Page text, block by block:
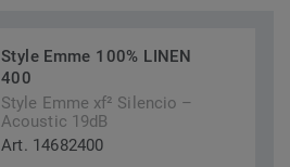
Style Emme 100% LINEN
400
Style Emme xf² Silencio –
Acoustic 19dB
Art. 14682400